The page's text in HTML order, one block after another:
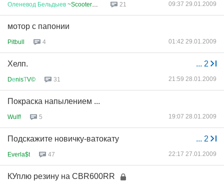
Оленевод Бельдыев ~ScooterOK~ 21 09:37 29.01.2009
мотор с папонии
Pitbull 4 01:42 29.01.2009
... 2
Хелп.
DеnisТV© 31 21:59 28.01.2009
Покраска напылением ...
Wulf! 5 19:07 28.01.2009
... 2
Подскажите новичку-ватокату
Everla$t 47 22:17 27.01.2009
КУплю резину на CBR600RR